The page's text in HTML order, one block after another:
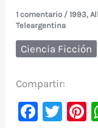
1 comentario /1993,
Teleargentina
Ciencia Ficción
Compartir:
F
T